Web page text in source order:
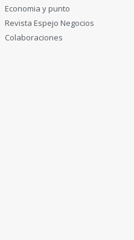
Economia y punto
Revista Espejo Negocios
Colaboraciones